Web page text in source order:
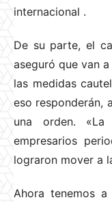
internacional .
De su parte, el
aseguró que van
las medidas
eso responderán,
una orden. «La
empresarios
lograron mover a
Ahora tenemos